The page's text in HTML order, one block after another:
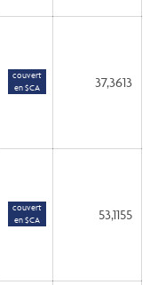
couvert
en $CA
37,3613
couvert
en $CA
53,1155